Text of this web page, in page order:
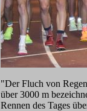
"Der Fluch von
über 3000 m
Rennen des Tages